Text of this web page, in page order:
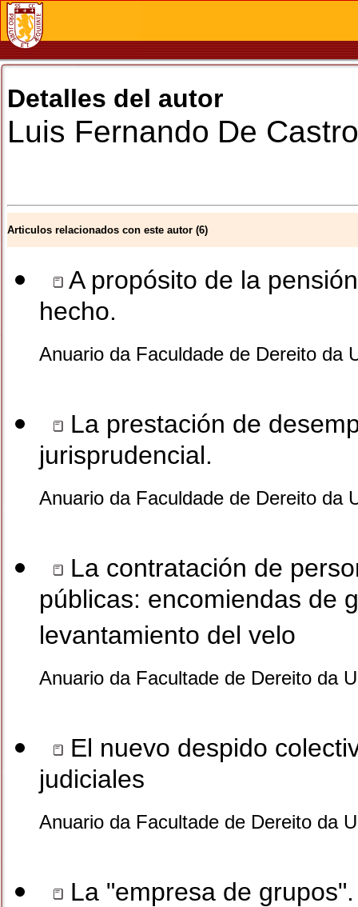
Detalles del autor
Luis Fernando De
Articulos relacionados con este autor (6)
A propósito de la
hecho.
Anuario da Faculdade de Dereito da
La prestación de
jurisprudencial.
Anuario da Faculdade de Dereito da
La contratación de
públicas: encomiendas de
levantamiento del velo
Anuario da Facultade de Dereito da
El nuevo despido
judiciales
Anuario da Facultade de Dereito da
La "empresa de